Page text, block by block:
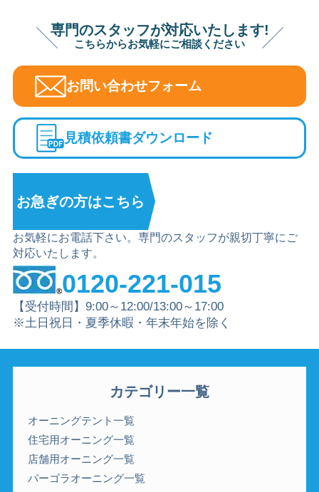
専門のスタッフが対応いたします!
こちらからお気軽にご相談ください
お問い合わせフォーム
見積依頼書ダウンロード
お急ぎの方はこちら
お気軽にお電話下さい。専門のスタッフが親切丁寧にご
対応いたします。
0120-221-015
【受付時間】9:00～12:00/13:00～17:00
※土日祝日・夏季休暇・年末年始を除く
カテゴリー一覧
オーニングテント一覧
住宅用オーニング一覧
店舗用オーニング一覧
パーゴラオーニング一覧